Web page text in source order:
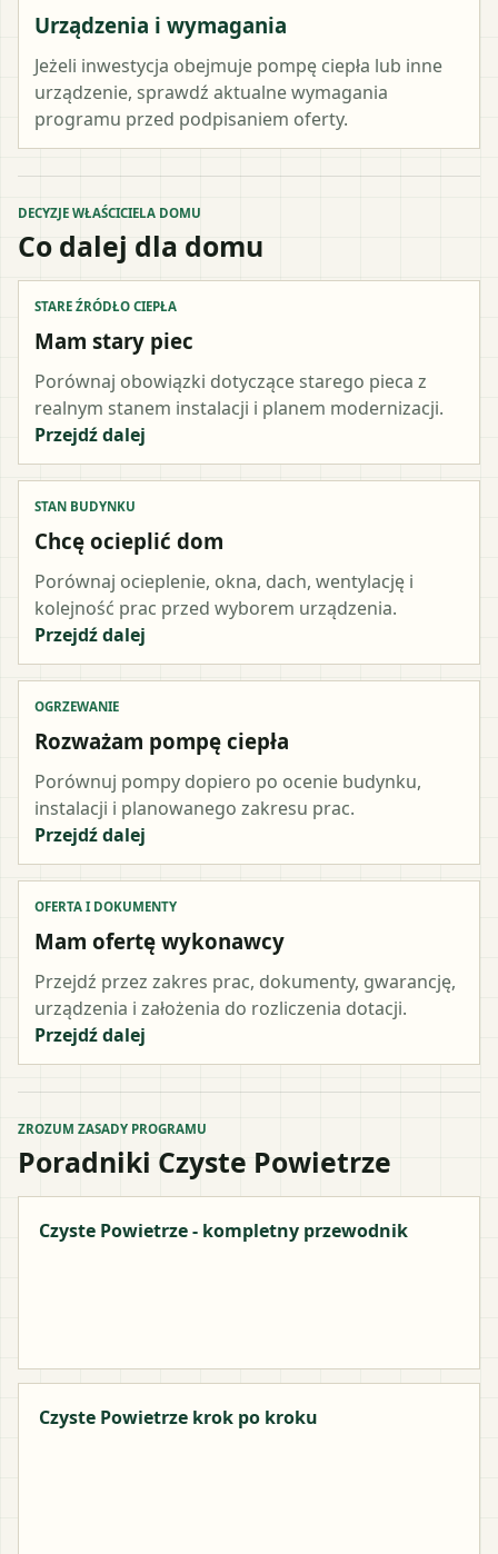
Urządzenia i wymagania
Jeżeli inwestycja obejmuje pompę ciepła lub inne
urządzenie, sprawdź aktualne wymagania
programu przed podpisaniem oferty.
DECYZJE WŁAŚCICIELA DOMU
Co dalej dla domu
STARE ŹRÓDŁO CIEPŁA
Mam stary piec
Porównaj obowiązki dotyczące starego pieca z
realnym stanem instalacji i planem modernizacji.
Przejdź dalej
STAN BUDYNKU
Chcę ocieplić dom
Porównaj ocieplenie, okna, dach, wentylację i
kolejność prac przed wyborem urządzenia.
Przejdź dalej
OGRZEWANIE
Rozważam pompę ciepła
Porównuj pompy dopiero po ocenie budynku,
instalacji i planowanego zakresu prac.
Przejdź dalej
OFERTA I DOKUMENTY
Mam ofertę wykonawcy
Przejdź przez zakres prac, dokumenty, gwarancję,
urządzenia i założenia do rozliczenia dotacji.
Przejdź dalej
ZROZUM ZASADY PROGRAMU
Poradniki Czyste Powietrze
Czyste Powietrze - kompletny przewodnik
Czyste Powietrze krok po kroku